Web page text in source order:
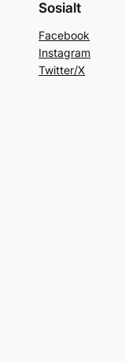
Sosialt
Facebook
Instagram
Twitter/X